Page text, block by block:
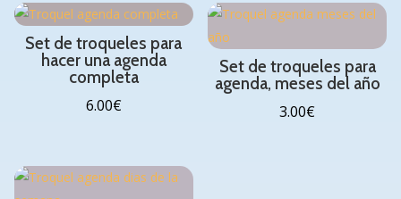
Set de troqueles para
hacer una agenda
completa
6.00€
Set de troqueles para
agenda, meses del año
3.00€